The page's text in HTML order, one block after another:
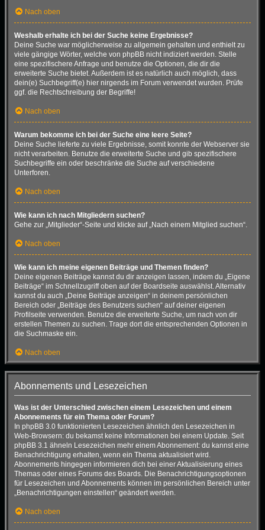
Nach oben
Weshalb erhalte ich bei der Suche keine Ergebnisse?
Deine Suche war möglicherweise zu allgemein gehalten und enthielt zu
viele gängige Wörter, welche von phpBB nicht indiziert werden. Stelle
eine spezifischere Anfrage und benutze die Optionen, die dir die
erweiterte Suche bietet. Außerdem ist es natürlich auch möglich, dass
dein(e) Suchbegriff(e) hier nirgends im Forum verwendet wurden. Prüfe
ggf. die Rechtschreibung der Begriffe!
Nach oben
Warum bekomme ich bei der Suche eine leere Seite?
Deine Suche lieferte zu viele Ergebnisse, somit konnte der Webserver sie
nicht verarbeiten. Benutze die erweiterte Suche und gib spezifischere
Suchbegriffe ein oder beschränke die Suche auf verschiedene
Unterforen.
Nach oben
Wie kann ich nach Mitgliedern suchen?
Gehe zur „Mitglieder“-Seite und klicke auf „Nach einem Mitglied suchen“.
Nach oben
Wie kann ich meine eigenen Beiträge und Themen finden?
Deine eigenen Beiträge kannst du dir anzeigen lassen, indem du „Eigene
Beiträge“ im Schnellzugriff oben auf der Boardseite auswählst. Alternativ
kannst du auch „Deine Beiträge anzeigen“ in deinem persönlichen
Bereich oder „Beiträge des Benutzers suchen“ auf deiner eigenen
Profilseite verwenden. Benutze die erweiterte Suche, um nach von dir
erstellen Themen zu suchen. Trage dort die entsprechenden Optionen in
die Suchmaske ein.
Nach oben
Abonnements und Lesezeichen
Was ist der Unterschied zwischen einem Lesezeichen und einem
Abonnements für ein Thema oder Forum?
In phpBB 3.0 funktionierten Lesezeichen ähnlich den Lesezeichen in
Web-Browsern: du bekamst keine Informationen bei einem Update. Seit
phpBB 3.1 ähneln Lesezeichen mehr einem Abonnement: du kannst eine
Benachrichtigung erhalten, wenn ein Thema aktualisiert wird.
Abonnements hingegen informieren dich bei einer Aktualisierung eines
Themas oder eines Forums des Boards. Die Benachrichtigungsoptionen
für Lesezeichen und Abonnements können im persönlichen Bereich unter
„Benachrichtigungen einstellen“ geändert werden.
Nach oben